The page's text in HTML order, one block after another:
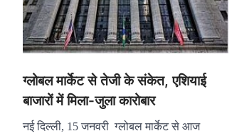
ग्लोबल मार्केट से तेजी के संकेत, एशियाई
बाजारों में मिला-जुला कारोबार
नई दिल्ली, 15 जनवरी ग्लोबल मार्केट से आज